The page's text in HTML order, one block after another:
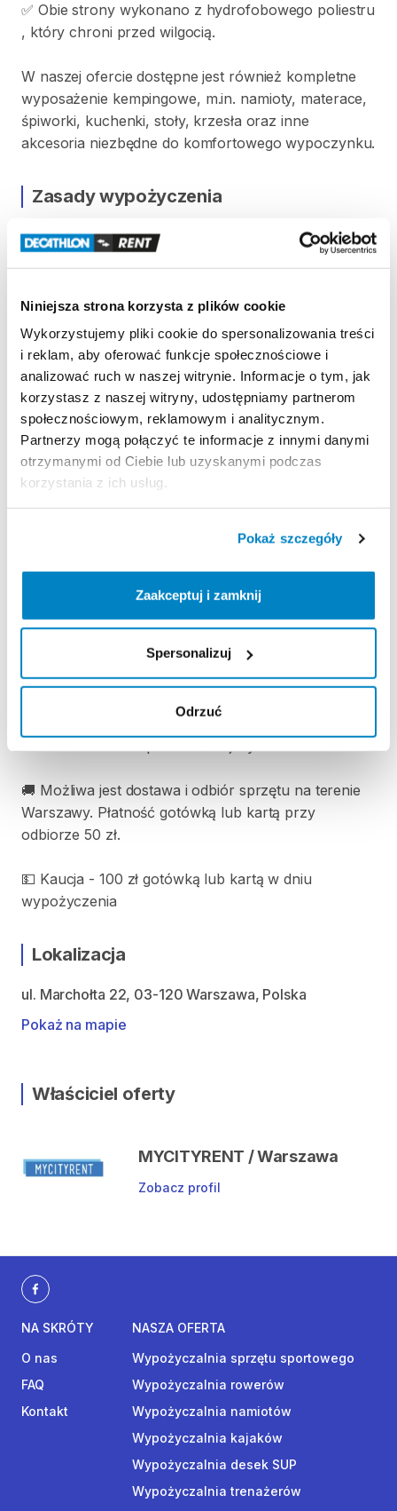
Niniejsza strona korzysta z plików cookie
Wykorzystujemy pliki cookie do spersonalizowania treści
i reklam, aby oferować funkcje społecznościowe i
analizować ruch w naszej witrynie. Informacje o tym, jak
korzystasz z naszej witryny, udostępniamy partnerom
społecznościowym, reklamowym i analitycznym.
Partnerzy mogą połączyć te informacje z innymi danymi
otrzymanymi od Ciebie lub uzyskanymi podczas
korzystania z ich usług.
Pokaż szczegóły
Zaakceptuj i zamknij
Spersonalizuj
Odrzuć
✅ Obie strony wykonano z hydrofobowego poliestru
,​ który chroni przed wilgocią.
W naszej ofercie dostępne jest również kompletne
wyposażenie kempingowe​​​,​ m.in. namioty​,​ materace​​​,​
śpiworki​​​,​ kuchenki​​​,​ stoły​​​,​ krzesła oraz inne
akcesoria niezbędne do komfortowego wypoczynku.
Zasady wypożyczenia
REGULAMIN
wypożyczalnię partnerską. Zapoznaj się z jej
Regulamin wypożyczalni
KAUCJA
100 zł gotówką lub kartą w dniu wypożyczenia
ODBIÓR I ZWROT SPRZĘTU
Wtorek: 8:30 – 16:30
Środa: 8:30 – 16:30
Piątek: 8:30 – 16:30
Sobota: 9:00 – 12:00
Niedziela i dni wolne od pracy: nie pracujemy
🚚 Możliwa jest dostawa i odbiór sprzętu na terenie
Warszawy. Płatność gotówką lub kartą przy
odbiorze 50 zł.
💵 Kaucja - 100 zł gotówką lub kartą w dniu
wypożyczenia
Lokalizacja
ul. Marchołta 22, 03-120 Warszawa, Polska
Pokaż na mapie
Właściciel oferty
MYCITYRENT / Warszawa
Zobacz profil
NA SKRÓTY
O nas
FAQ
Kontakt
NASZA OFERTA
Wypożyczalnia sprzętu sportowego
Wypożyczalnia rowerów
Wypożyczalnia namiotów
Wypożyczalnia kajaków
Wypożyczalnia desek SUP
Wypożyczalnia trenażerów